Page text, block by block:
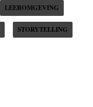
LEEROMGEVING
STORYTELLING